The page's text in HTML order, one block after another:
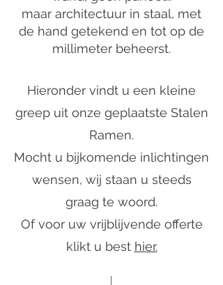
maar architectuur in staal, met
de hand getekend en tot op de
millimeter beheerst.
Hieronder vindt u een kleine
greep uit onze geplaatste Stalen
Ramen.
Mocht u bijkomende inlichtingen
wensen, wij staan u steeds
graag te woord.
Of voor uw vrijblijvende offerte
klikt u best hier.